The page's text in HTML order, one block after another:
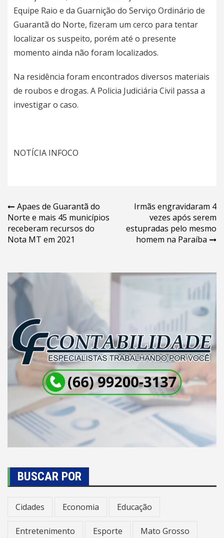
Equipe Raio e da Guarnição do Serviço Ordinário de
Guarantã do Norte, fizeram um cerco para tentar
localizar os suspeito, porém até o presente
momento ainda não foram localizados.
Na residência foram encontrados diversos materiais
de roubos e drogas. A Policia Judiciária Civil passa a
investigar o caso.
NOTÍCIA INFOCO
Navegação
de
Post
Apaes de Guarantã do
Norte e mais 45 municípios
receberam recursos do
Nota MT em 2021
Irmãs engravidaram 4
vezes após serem
estupradas pelo mesmo
homem na Paraíba
BUSCAR POR
Cidades Economia Educação
Entretenimento Esporte Mato Grosso